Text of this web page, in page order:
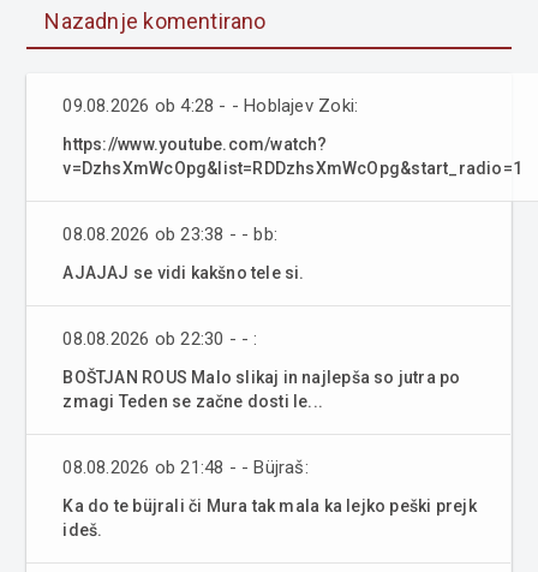
Nazadnje komentirano
09.08.2026 ob 4:28 - - Hoblajev Zoki:
https://www.youtube.com/watch?
v=DzhsXmWcOpg&list=RDDzhsXmWcOpg&start_radio=1
08.08.2026 ob 23:38 - - bb:
AJAJAJ se vidi kakšno tele si.
08.08.2026 ob 22:30 - - :
BOŠTJAN ROUS Malo slikaj in najlepša so jutra po
zmagi Teden se začne dosti le...
08.08.2026 ob 21:48 - - Büjraš:
Ka do te büjrali či Mura tak mala ka lejko peški prejk
ideš.